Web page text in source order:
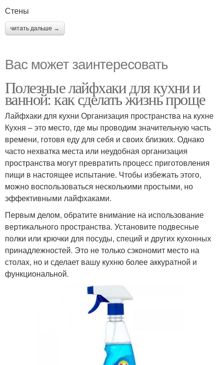
Стены
читать дальше →
Вас может заинтересовать
Полезные лайфхаки для кухни и
ванной: как сделать жизнь проще
Лайфхаки для кухни Организация пространства на кухне
Кухня – это место, где мы проводим значительную часть
времени, готовя еду для себя и своих близких. Однако
часто нехватка места или неудобная организация
пространства могут превратить процесс приготовления
пищи в настоящее испытание. Чтобы избежать этого,
можно воспользоваться несколькими простыми, но
эффективными лайфхаками.
Первым делом, обратите внимание на использование
вертикального пространства. Установите подвесные
полки или крючки для посуды, специй и других кухонных
принадлежностей. Это не только сэкономит место на
столах, но и сделает вашу кухню более аккуратной и
функциональной.